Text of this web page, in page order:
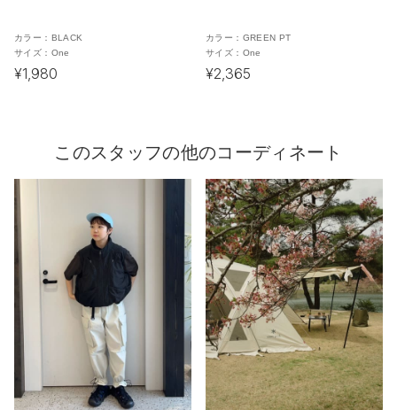
カラー： BLACK
サイズ： One
¥1,980
カラー： GREEN PT
サイズ： One
¥2,365
このスタッフの他のコーディネート